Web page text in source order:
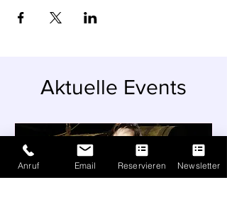
Aktuelle Events
Anruf Email Reservieren Newsletter